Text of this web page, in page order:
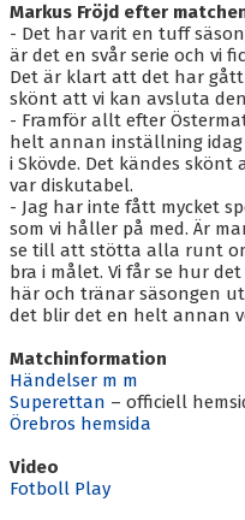
Markus Fröjd efter
- Det har varit en tuff
är det en svår serie och vi
Det är klart att det har
skönt att vi kan avsluta
- Framför allt efter
helt annan inställning idag
i Skövde. Det kändes
var diskutabel.
- Jag har inte fått mycket
som vi håller på med. Är
se till att stötta alla runt
bra i målet. Vi får se hur
här och tränar säsongen
det blir det en helt annan
Matchinformation
Händelser m m
Superettan – officiell
Örebros hemsida
Video
Fotboll Play